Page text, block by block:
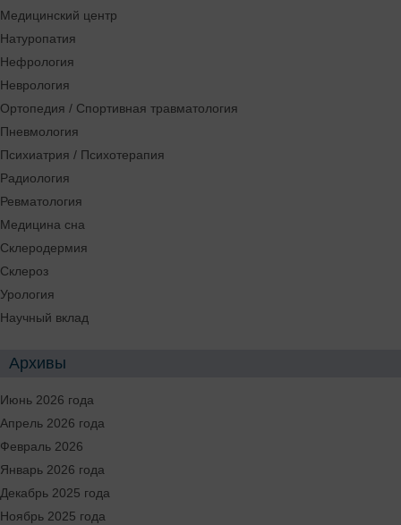
Медицинский центр
Натуропатия
Нефрология
Неврология
Ортопедия / Спортивная травматология
Пневмология
Психиатрия / Психотерапия
Радиология
Ревматология
Медицина сна
Склеродермия
Склероз
Урология
Научный вклад
Архивы
Июнь 2026 года
Апрель 2026 года
Февраль 2026
Январь 2026 года
Декабрь 2025 года
Ноябрь 2025 года